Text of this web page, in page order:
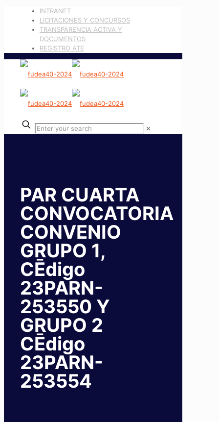
INTRANET
LICITACIONES Y CONCURSOS
TRANSPARENCIA ACTIVA Y
DOCUMENTOS
REGISTRO ATE
✕
PAR CUARTA
CONVOCATORIA
CONVENIO
GRUPO 1,
CĒdigo
23PARN-
253550 Y
GRUPO 2
CĒdigo
23PARN-
253554